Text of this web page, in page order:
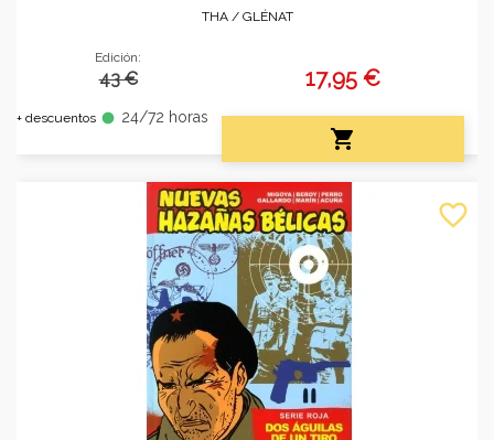
THA / GLÉNAT
Edición:
43 €
+ descuentos fiber_manual_record 24/72 horas
17,95 €

favorite_border